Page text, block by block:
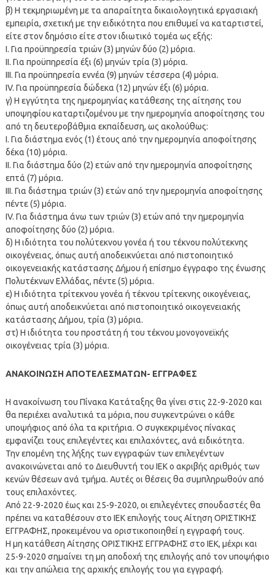
β) Η τεκμηριωμένη με τα απαραίτητα δικαιολογητικά εργασιακή
εμπειρία, σχετική με την ειδικότητα που επιθυμεί να καταρτιστεί,
είτε στον δημόσιο είτε στον ιδιωτικό τομέα ως εξής:
I. Για προϋπηρεσία τριών (3) μηνών δύο (2) μόρια.
II. Για προϋπηρεσία έξι (6) μηνών τρία (3) μόρια.
III. Για προϋπηρεσία εννέα (9) μηνών τέσσερα (4) μόρια.
IV. Για προϋπηρεσία δώδεκα (12) μηνών έξι (6) μόρια.
γ) Η εγγύτητα της ημερομηνίας κατάθεσης της αίτησης του
υποψηφίου καταρτιζομένου με την ημερομηνία αποφοίτησης του
από τη δευτεροβάθμια εκπαίδευση, ως ακολούθως:
I. Για διάστημα ενός (1) έτους από την ημερομηνία αποφοίτησης
δέκα (10) μόρια.
II. Για διάστημα δύο (2) ετών από την ημερομηνία αποφοίτησης
επτά (7) μόρια.
III. Για διάστημα τριών (3) ετών από την ημερομηνία αποφοίτησης
πέντε (5) μόρια.
IV. Για διάστημα άνω των τριών (3) ετών από την ημερομηνία
αποφοίτησης δύο (2) μόρια.
δ) Η ιδιότητα του πολύτεκνου γονέα ή του τέκνου πολύτεκνης
οικογένειας, όπως αυτή αποδεικνύεται από πιστοποιητικό
οικογενειακής κατάστασης Δήμου ή επίσημο έγγραφο της ένωσης
Πολυτέκνων Ελλάδας, πέντε (5) μόρια.
ε) Η ιδιότητα τρίτεκνου γονέα ή τέκνου τρίτεκνης οικογένειας,
όπως αυτή αποδεικνύεται από πιστοποιητικό οικογενειακής
κατάστασης Δήμου, τρία (3) μόρια.
στ) Η ιδιότητα του προστάτη ή του τέκνου μονογονεϊκής
οικογένειας τρία (3) μόρια.
ΑΝΑΚΟΙΝΩΣΗ ΑΠΟΤΕΛΕΣΜΑΤΩΝ- ΕΓΓΡΑΦΕΣ
Η ανακοίνωση του Πίνακα Κατάταξης θα γίνει στις 22-9-2020 και
θα περιέχει αναλυτικά τα μόρια, που συγκεντρώνει ο κάθε
υποψήφιος από όλα τα κριτήρια. Ο συγκεκριμένος πίνακας
εμφανίζει τους επιλεγέντες και επιλαχόντες, ανά ειδικότητα.
Την επομένη της λήξης των εγγραφών των επιλεγέντων
ανακοινώνεται από το Διευθυντή του ΙΕΚ ο ακριβής αριθμός των
κενών θέσεων ανά τμήμα. Αυτές οι θέσεις θα συμπληρωθούν από
τους επιλαχόντες.
Από 22-9-2020 έως και 25-9-2020, οι επιλεγέντες σπουδαστές θα
πρέπει να καταθέσουν στο ΙΕΚ επιλογής τους Αίτηση ΟΡΙΣΤΙΚΗΣ
ΕΓΓΡΑΦΗΣ, προκειμένου να οριστικοποιηθεί η εγγραφή τους.
Η μη κατάθεση Αίτησης ΟΡΙΣΤΙΚΗΣ ΕΓΓΡΑΦΗΣ στο ΙΕΚ, μέχρι και
25-9-2020 σημαίνει τη μη αποδοχή της επιλογής από τον υποψήφιο
και την απώλεια της αρχικής επιλογής του για εγγραφή.